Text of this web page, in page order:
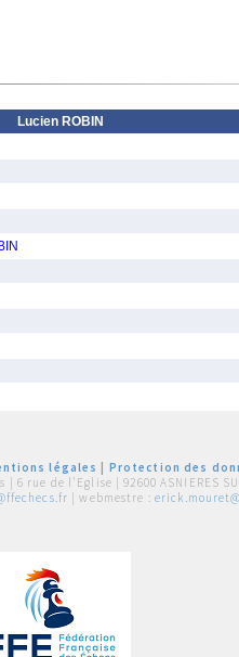
Lucien ROBIN
légales
Protection des
| 6 rue de l'Eglise | 92600 ASNIERES
| webmestre :